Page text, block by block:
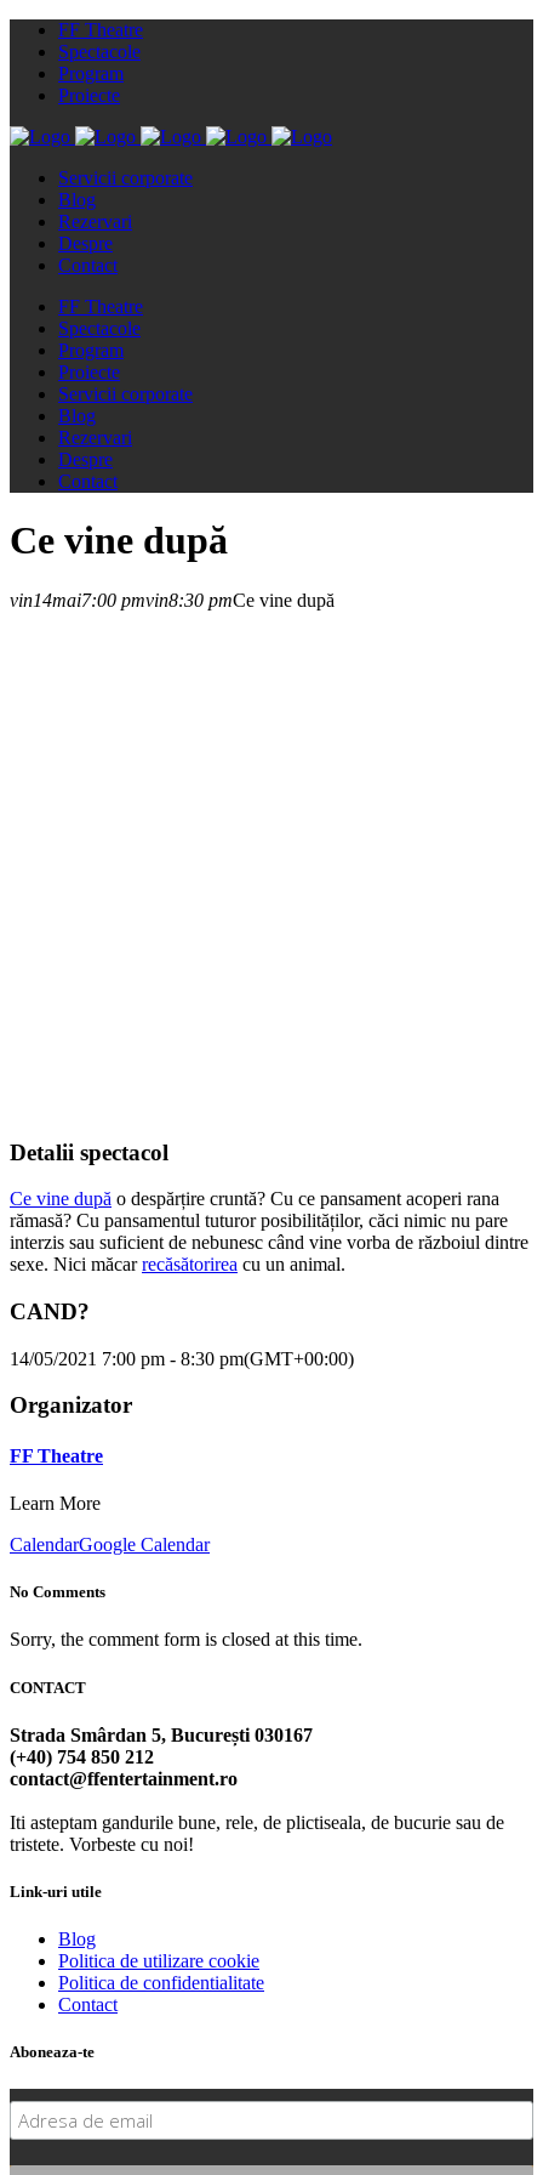
FF Theatre
Spectacole
Program
Proiecte
Servicii corporate
Blog
Rezervari
Despre
Contact
FF Theatre
Spectacole
Program
Proiecte
Servicii corporate
Blog
Rezervari
Despre
Contact
Ce vine după
vin14mai7:00 pmvin8:30 pmCe vine după
Detalii spectacol
Ce vine după o despărțire cruntă? Cu ce pansament acoperi rana
rămasă? Cu pansamentul tuturor posibilităților, căci nimic nu pare
interzis sau suficient de nebunesc când vine vorba de războiul dintre
sexe. Nici măcarrecăsătorirea cu un animal.
CAND?
14/05/2021 7:00 pm - 8:30 pm(GMT+00:00)
Organizator
FF Theatre
Learn More
CalendarGoogle Calendar
No Comments
Sorry, the comment form is closed at this time.
CONTACT
Strada Smârdan 5, București 030167
(+40) 754 850 212
contact@ffentertainment.ro
Iti asteptam gandurile bune, rele, de plictiseala, de bucurie sau de
tristete. Vorbeste cu noi!
Link-uri utile
Blog
Politica de utilizare cookie
Politica de confidentialitate
Contact
Aboneaza-te